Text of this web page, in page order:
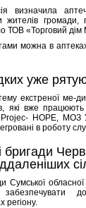
визначила
жителів громади,
ТОВ «Торговий дім
можна в
уже
екстреної ме-
які вже
Projec- HOPE, МОЗ
в роботу
бригади
Сумської обласної
забезпечувати
регіону.